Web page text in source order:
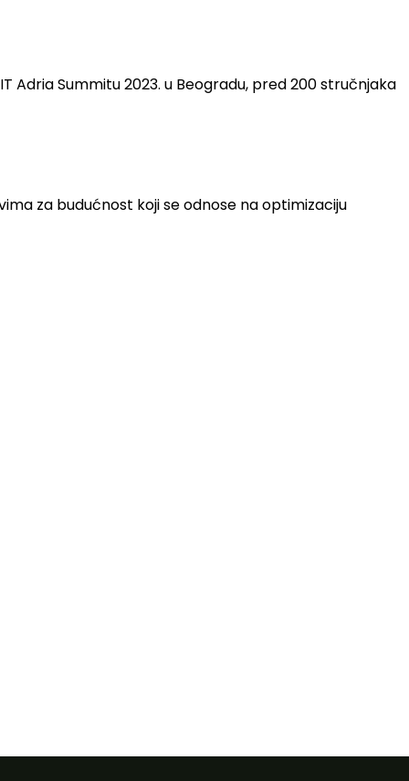
Adria Summitu 2023. u Beogradu, pred 200 stručnjaka
za budućnost koji se odnose na optimizaciju